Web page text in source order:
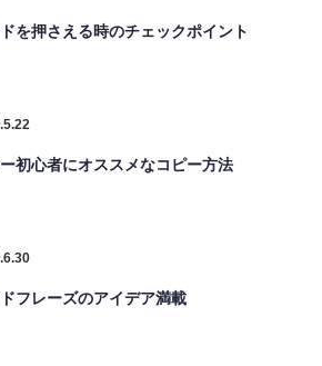
を押さえる時のチェックポイント
初心者にオススメなコピー方法
フレーズのアイデア満載